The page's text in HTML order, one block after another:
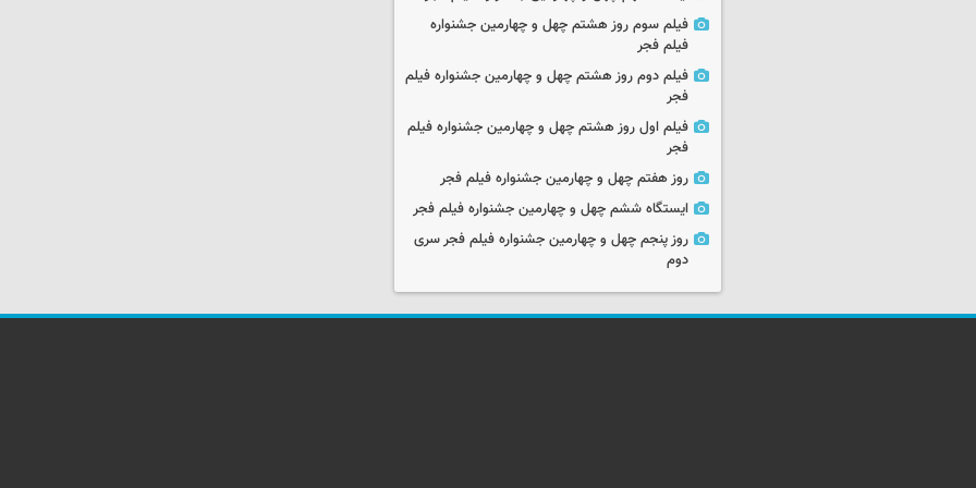
فیلم سوم روز هشتم چهل و چهارمین جشنواره
فیلم فجر
فیلم دوم روز هشتم چهل و چهارمین جشنواره فیلم
فجر
فیلم اول روز هشتم چهل و چهارمین جشنواره فیلم
فجر
روز هفتم چهل و چهارمین جشنواره فیلم فجر
ایستگاه ششم چهل و چهارمین جشنواره فیلم فجر
روز پنجم چهل و چهارمین جشنواره فیلم فجر سری
دوم